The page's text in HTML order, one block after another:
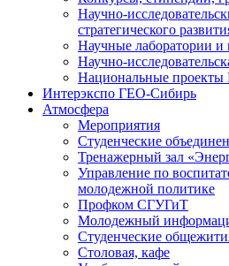
Научно-
стратегического
Научные лаборатории и
Научно-
Национальные проекты
Интерэкспо ГЕО-Сибирь
Атмосфера
Мероприятия
Студенческие
Тренажерный зал
Управление по
молодежной политике
Профком СГУГиТ
Молодежный
Студенческие
Столовая, кафе